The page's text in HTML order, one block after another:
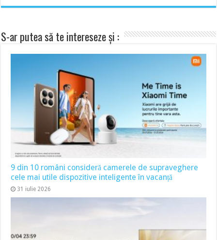
S-ar putea să te intereseze și :
9 din 10 români consideră camerele de supraveghere
cele mai utile dispozitive inteligente în vacanță
31 iulie 2026